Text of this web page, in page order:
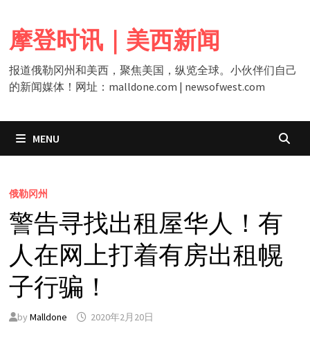
content
摩登时讯｜美西新闻
报道俄勒冈州和美西，聚焦美国，纵览全球。小伙伴们自己
的新闻媒体！网址：malldone.com | newsofwest.com
MENU
俄勒冈州
警告寻找出租屋华人！有
人在网上打着有房出租幌
子行骗！
by Malldone 2020年2月20日